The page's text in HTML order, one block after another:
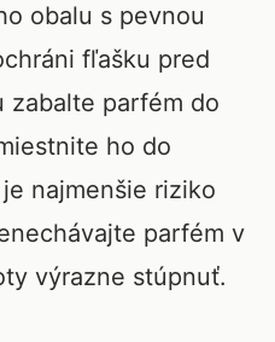
obalu s pevnou
fľašku pred
zabalte parfém do
ho do
najmenšie riziko
parfém v
výrazne stúpnuť.